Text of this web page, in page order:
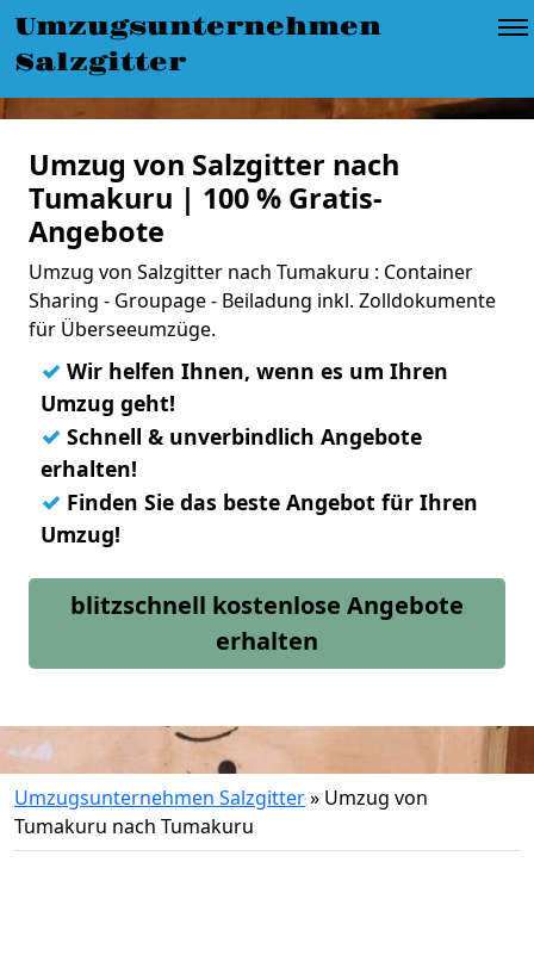
Umzugsunternehmen
Salzgitter
Umzug von Salzgitter nach
Tumakuru | 100 % Gratis-
Angebote
Umzug von Salzgitter nach Tumakuru : Container
Sharing - Groupage - Beiladung inkl. Zolldokumente
für Überseeumzüge.
✓ Wir helfen Ihnen, wenn es um Ihren
Umzug geht!
✓ Schnell & unverbindlich Angebote
erhalten!
✓ Finden Sie das beste Angebot für Ihren
Umzug!
blitzschnell kostenlose Angebote
erhalten
Umzugsunternehmen Salzgitter» Umzug von
Tumakuru nach Tumakuru